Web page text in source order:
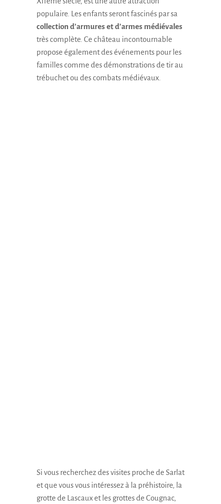
populaire. Les enfants seront fascinés par sa
collection d’armures et d’armes médiévales
très complète. Ce château incontournable
propose également des événements pour les
familles comme des démonstrations de tir au
trébuchet ou des combats médiévaux.
Si vous recherchez des visites proche de Sarlat
et que vous vous intéressez à la préhistoire, la
grotte de Lascaux et les grottes de Cougnac,